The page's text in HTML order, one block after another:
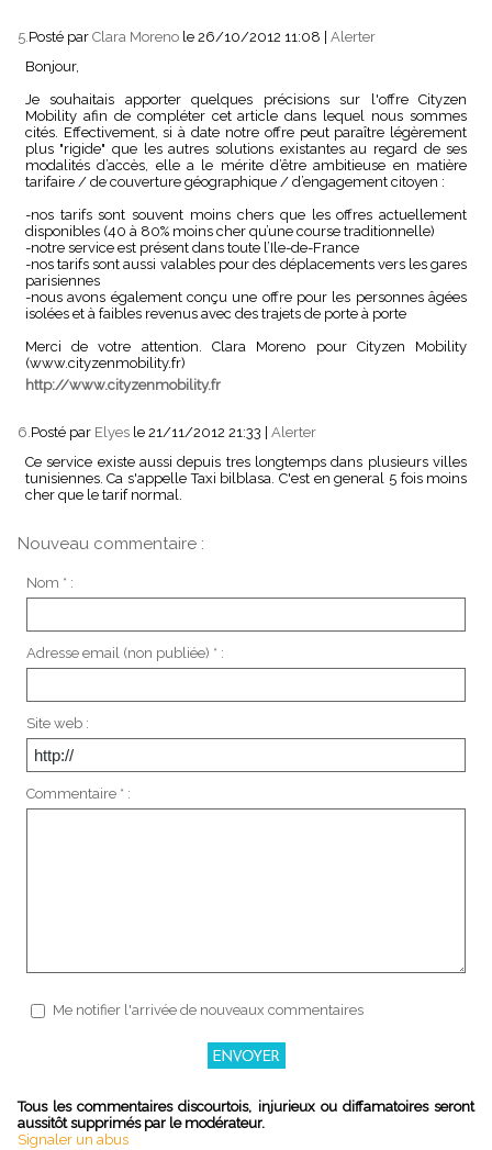
5. Posté par Clara Moreno le 26/10/2012 11:08
Alerter
Bonjour,
Je souhaitais apporter quelques précisions sur l'offre Cityzen
Mobility afin de compléter cet article dans lequel nous sommes
cités. Effectivement, si à date notre offre peut paraître légèrement
plus "rigide" que les autres solutions existantes au regard de ses
modalités d’accès, elle a le mérite d’être ambitieuse en matière
tarifaire / de couverture géographique / d’engagement citoyen :
-nos tarifs sont souvent moins chers que les offres actuellement
disponibles (40 à 80% moins cher qu’une course traditionnelle)
-notre service est présent dans toute l’Ile-de-France
-nos tarifs sont aussi valables pour des déplacements vers les gares
parisiennes
-nous avons également conçu une offre pour les personnes âgées
isolées et à faibles revenus avec des trajets de porte à porte
Merci de votre attention. Clara Moreno pour Cityzen Mobility
(www.cityzenmobility.fr)
http://www.cityzenmobility.fr
6.Posté par Elyes le 21/11/2012 21:33
Alerter
Ce service existe aussi depuis tres longtemps dans plusieurs villes
tunisiennes. Ca s'appelle Taxi bilblasa. C'est en general 5 fois moins
cher que le tarif normal.
Nouveau commentaire :
Nom * :
Adresse email (non publiée) * :
Site web :
Commentaire * :
Me notifier l'arrivée de nouveaux commentaires
Tous les commentaires discourtois, injurieux ou diffamatoires seront
aussitôt supprimés par le modérateur.
Signaler un abus